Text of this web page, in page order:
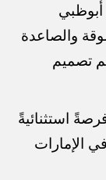
والصاعدة
تصميم
استثنائيةً
الإمارات